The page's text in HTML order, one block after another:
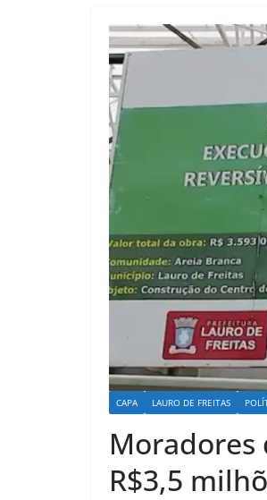
CAPA LAURO DE FREITAS
Moradores
R$3,5